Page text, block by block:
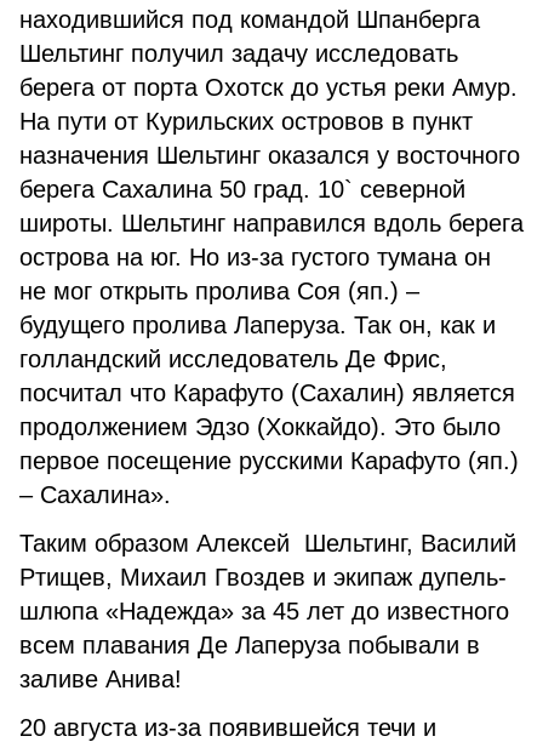
находившийся под командой Шпанберга
Шельтинг получил задачу исследовать
берега от порта Охотск до устья реки Амур.
На пути от Курильских островов в пункт
назначения Шельтинг оказался у восточного
берега Сахалина 50 град. 10` северной
широты. Шельтинг направился вдоль берега
острова на юг. Но из-за густого тумана он
не мог открыть пролива Соя (яп.) –
будущего пролива Лаперуза. Так он, как и
голландский исследователь Де Фрис,
посчитал что Карафуто (Сахалин) является
продолжением Эдзо (Хоккайдо). Это было
первое посещение русскими Карафуто (яп.)
– Сахалина».
Таким образом Алексей Шельтинг, Василий
Ртищев, Михаил Гвоздев и экипаж дупель-
шлюпа «Надежда» за 45 лет до известного
всем плавания Де Лаперуза побывали в
заливе Анива!
20 августа из-за появившейся течи и